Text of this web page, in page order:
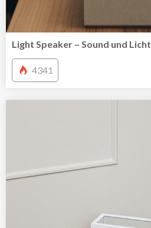
Light Speaker – Sound und Licht
4341